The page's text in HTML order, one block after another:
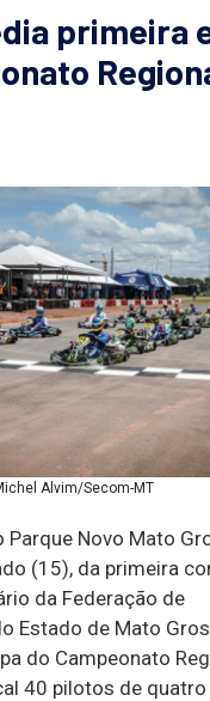
primeira
Alvim/Secom-MT
Parque Novo Mato
(15), da primeira
da Federação de
Estado de Mato
do Campeonato
40 pilotos de quatro